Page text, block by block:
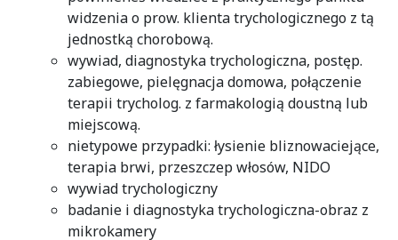
widzenia o prow. klienta trychologicznego z tą
jednostką chorobową.
wywiad, diagnostyka trychologiczna, postęp.
zabiegowe, pielęgnacja domowa, połączenie
terapii trycholog. z farmakologią doustną lub
miejscową.
nietypowe przypadki: łysienie bliznowaciejące,
terapia brwi, przeszczep włosów, NIDO
wywiad trychologiczny
badanie i diagnostyka trychologiczna-obraz z
mikrokamery